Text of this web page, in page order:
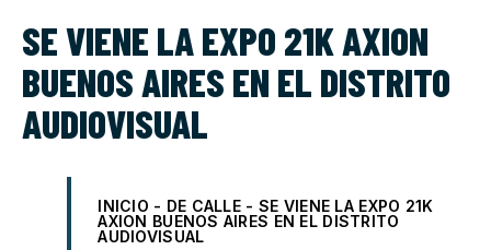
SE VIENE LA EXPO 21K AXION
BUENOS AIRES EN EL DISTRITO
AUDIOVISUAL
INICIO - DE CALLE - SE VIENE LA EXPO 21K
AXION BUENOS AIRES EN EL DISTRITO
AUDIOVISUAL